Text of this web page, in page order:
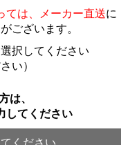
ては、メーカー直送に
ございます。
択してください
い）
は、
してください
ください